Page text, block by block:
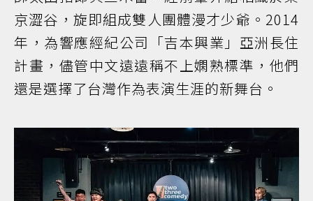
京澀谷，旋即組成雙人團體漫才少爺。2014
年，為響應經紀公司「吉本興業」亞洲長住
計畫，儘管中文遠遠稱不上嫻熟標準，他們
還是選擇了台灣作為表演生涯的新舞台。